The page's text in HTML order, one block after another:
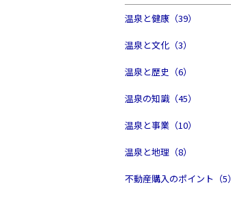
温泉と健康（39）
温泉と文化（3）
温泉と歴史（6）
温泉の知識（45）
温泉と事業（10）
温泉と地理（8）
不動産購入のポイント（5）